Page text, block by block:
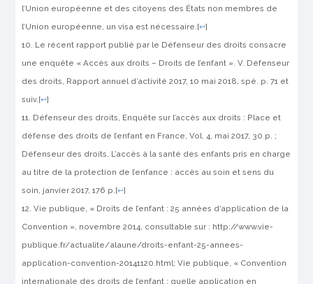
l’Union européenne et des citoyens des États non membres de
l’Union européenne, un visa est nécessaire.[↩]
Le récent rapport publié par le Défenseur des droits consacre
une enquête « Accès aux droits – Droits de l’enfant ». V. Défenseur
des droits, Rapport annuel d’activité 2017, 10 mai 2018, spé. p. 71 et
suiv.[↩]
Défenseur des droits, Enquête sur l’accès aux droits : Place et
défense des droits de l’enfant en France, Vol. 4, mai 2017, 30 p. ;
Défenseur des droits, L’accès à la santé des enfants pris en charge
au titre de la protection de l’enfance : accès au soin et sens du
soin, janvier 2017, 176 p.[↩]
Vie publique, « Droits de l’enfant : 25 années d’application de la
Convention », novembre 2014, consultable sur : http://www.vie-
publique.fr/actualite/alaune/droits-enfant-25-annees-
application-convention-20141120.html; Vie publique, « Convention
internationale des droits de l’enfant : quelle application en